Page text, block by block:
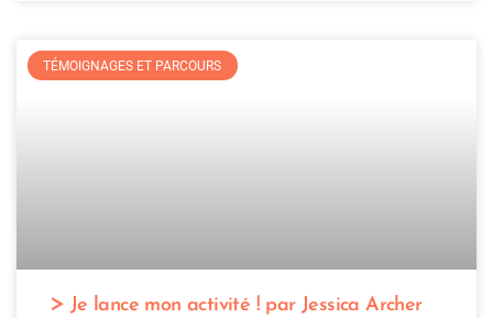
TÉMOIGNAGES ET PARCOURS
Je lance mon activité ! par Jessica Archer